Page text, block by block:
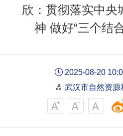
欣：贯彻落实中央
神 做好“三个结
2025-08-20
武汉市自然资源